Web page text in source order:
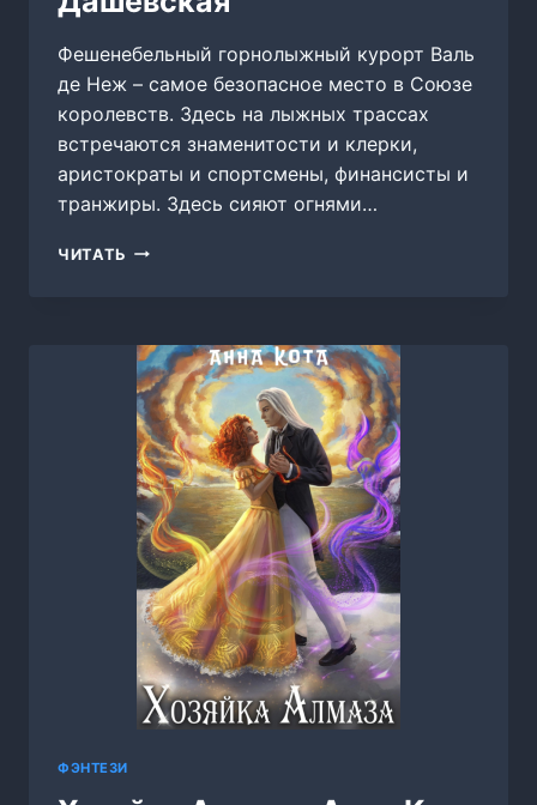
Фешенебельный горнолыжный курорт Валь
де Неж – самое безопасное место в Союзе
королевств. Здесь на лыжных трассах
встречаются знаменитости и клерки,
аристократы и спортсмены, финансисты и
транжиры. Здесь сияют огнями…
ЧИТАТЬ ЛЕДЯНАЯ
ЗАМКЕ,
АННА
ДАШЕВСКАЯ
ФЭНТЕЗИ